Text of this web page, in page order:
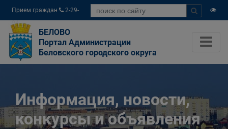
Прием граждан
2-29-
04
БЕЛОВО
Портал Администрации
Беловского городского округа
Информация, новости,
конкурсы и объявления